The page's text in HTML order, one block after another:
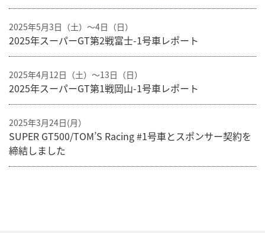
2025年5月3日（土）〜4日（日）
2025年スーパーGT第2戦富士-1号車レポート
2025年4月12日（土）〜13日（日）
2025年スーパーGT第1戦岡山-1号車レポート
2025年3月24日(月）
SUPER GT500/TOM’S Racing #1号車とスポンサー契約を
締結しました